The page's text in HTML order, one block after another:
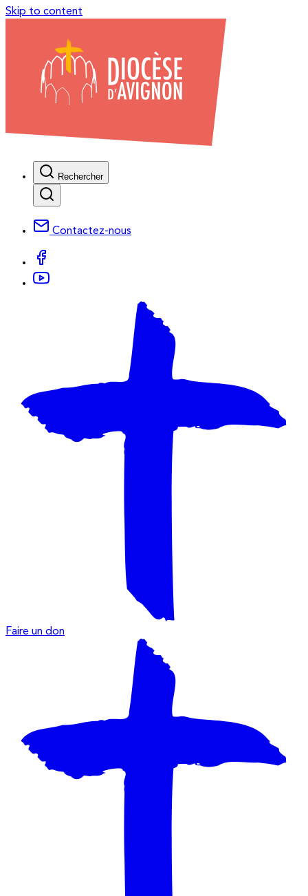
Skip to content
Rechercher
Contactez-nous
Faire un don